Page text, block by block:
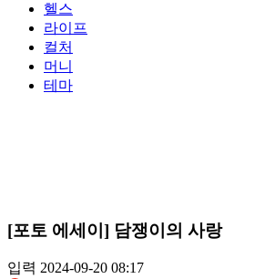
헬스
라이프
컬처
머니
테마
[포토 에세이] 담쟁이의 사랑
입력 2024-09-20 08:17